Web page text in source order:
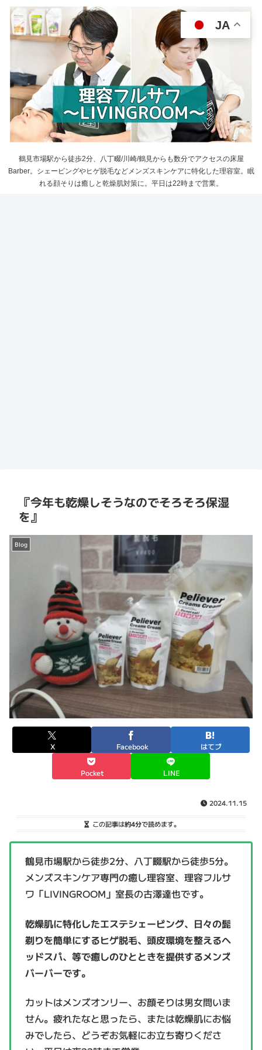
鶴見市場駅から徒歩2分、八丁畷/川崎/鶴見からも数分でアクセスの床屋
Barber。シェービングやヒゲ脱毛などメンズスキンケアに特化した理容室。眠
れる顔そりは癒しと乾燥肌対策に。平日は22時まで営業。
『今年も乾燥しそうなのでそろそろ保湿
を』
Blog
X Facebook はてブ
Pocket LINE
2024.11.15
この記事は約4分で読めます。
鶴見市場駅から徒歩2分、八丁畷駅から徒歩5分。
メンズスキンケア専門の癒し理容室、理容フルサ
ワ「LIVINGROOM」室長の古澤達也です。
乾燥肌に特化したエステシェービング、日々の髭
剃りを簡単にするヒゲ脱毛、頭皮環境を整えるヘ
ッドスパ、等で癒しのひとときを提供するメンズ
バーバーです。
カットはメンズオンリー、お顔そりは男女問いま
せん。疲れたなと思ったら、または乾燥肌にお悩
みでしたら、どうぞお気軽にお立ち寄りくださ
JA